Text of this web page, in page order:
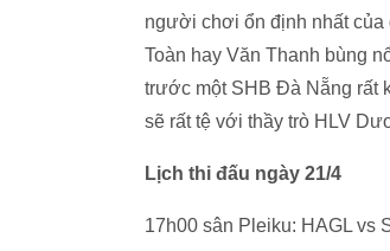
người chơi ổn định nhất
Toàn hay Văn Thanh bùng
trước một SHB Đà Nẵng rất
sẽ rất tệ với thầy trò HLV
Lịch thi đấu ngày 21/4
17h00 sân Pleiku: HAGL vs